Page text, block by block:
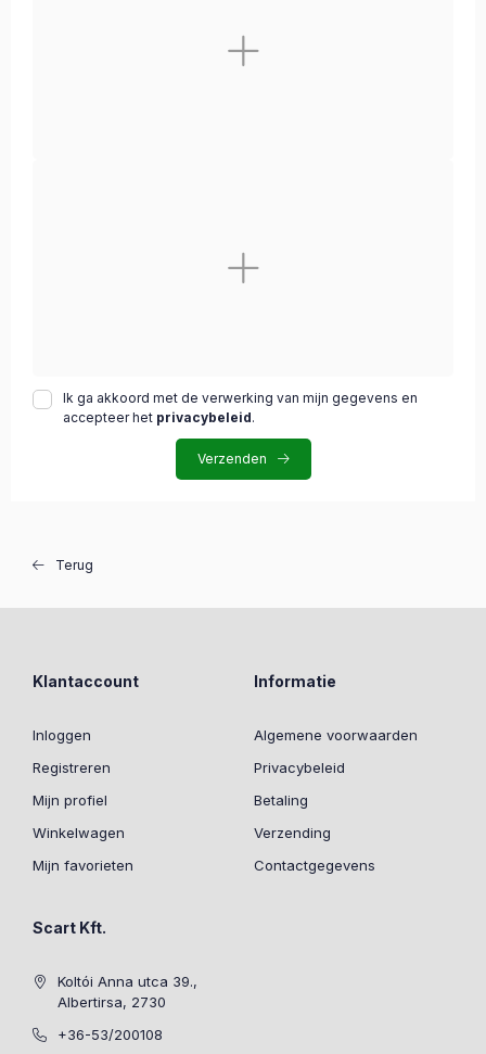
Ik ga akkoord met de verwerking van mijn gegevens en
accepteer het privacybeleid.
Verzenden
Terug
Klantaccount
Inloggen
Registreren
Mijn profiel
Winkelwagen
Mijn favorieten
Informatie
Algemene voorwaarden
Privacybeleid
Betaling
Verzending
Contactgegevens
Scart Kft.
Koltói Anna utca 39.,
Albertirsa, 2730
+36-53/200108